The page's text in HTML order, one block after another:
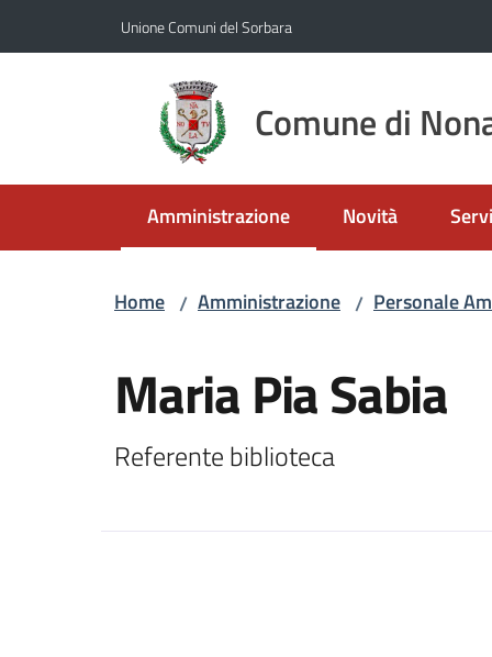
Unione Comuni del Sorbara
Comune di
Amministrazione
Menu selezionato Novità
Home / Amministrazione / Personale
Maria Pia Sabia
Referente biblioteca